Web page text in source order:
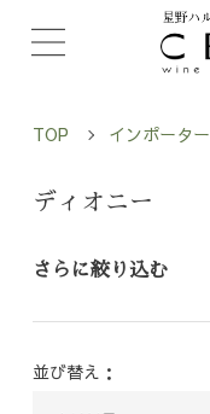
TOP インポーター
ディオニー
さらに絞り込む
並び替え：